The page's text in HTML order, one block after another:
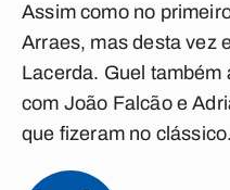
Assim como no
Arraes, mas desta vez
Lacerda. Guel
com João Falcão e
que fizeram no clássico.